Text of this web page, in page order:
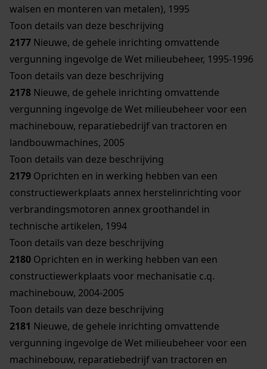
walsen en monteren van metalen), 1995
Toon details van deze beschrijving
2177 Nieuwe, de gehele inrichting omvattende
vergunning ingevolge de Wet milieubeheer, 1995-1996
Toon details van deze beschrijving
2178 Nieuwe, de gehele inrichting omvattende
vergunning ingevolge de Wet milieubeheer voor een
machinebouw, reparatiebedrijf van tractoren en
landbouwmachines, 2005
Toon details van deze beschrijving
2179 Oprichten en in werking hebben van een
constructiewerkplaats annex herstelinrichting voor
verbrandingsmotoren annex groothandel in
technische artikelen, 1994
Toon details van deze beschrijving
2180 Oprichten en in werking hebben van een
constructiewerkplaats voor mechanisatie c.q.
machinebouw, 2004-2005
Toon details van deze beschrijving
2181 Nieuwe, de gehele inrichting omvattende
vergunning ingevolge de Wet milieubeheer voor een
machinebouw, reparatiebedrijf van tractoren en